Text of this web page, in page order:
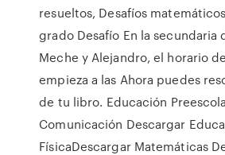
resueltos, Desafíos
grado Desafío En la secundaria
Meche y Alejandro, el horario
empieza a las Ahora puedes
de tu libro. Educación
Comunicación Descargar
FísicaDescargar Matemáticas